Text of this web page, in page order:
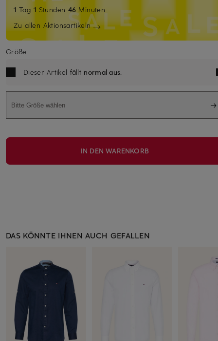
1 Tag 1 Stunden 46 Minuten
Zu allen Aktionsartikeln
Größe
Dieser Artikel fällt normal aus.
Bitte Größe wählen
IN DEN WARENKORB
DAS KÖNNTE IHNEN AUCH GEFALLEN